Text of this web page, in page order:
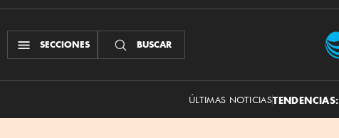
SECCIONES BUSCAR
ÚLTIMAS NOTICIASTENDENCIAS: